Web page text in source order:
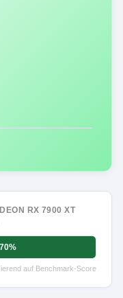
RX 7900 XT
70%
auf Benchmark-Score